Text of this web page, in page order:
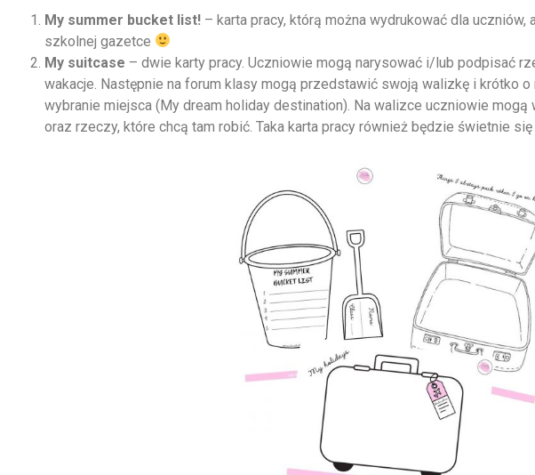
My summer bucket list! – karta pracy, którą można wydrukować dla uczniów,
szkolnej gazetce
My suitcase – dwie karty pracy. Uczniowie mogą narysować i/lub podpisać
wakacje. Następnie na forum klasy mogą przedstawić swoją walizkę i krótko
wybranie miejsca (My dream holiday destination). Na walizce uczniowie mogą
oraz rzeczy, które chcą tam robić. Taka karta pracy również będzie świetnie